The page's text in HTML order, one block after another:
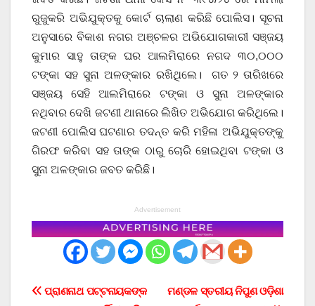
ରୁଜୁକରି ଅଭିଯୁକ୍ତକୁ କୋର୍ଟ ଚାଲାଣ କରିଛି ପୋଲିସ। ସୂଚନା
ଅନୁସାରେ ବିକାଶ ନଗର ଅଞ୍ଚଳର ଅଭିଯୋଗକାରୀ ସଞ୍ଜୟ
କୁମାର ସାହୁ ତାଙ୍କ ଘର ଆଲମିରାରେ ନଗଦ ୩୦,୦୦୦
ଟଙ୍କା ସହ ସୁନା ଅଳଙ୍କାର ରଖିଥିଲେ। ଗତ ୨ ତାରିଖରେ
ସଞ୍ଜୟ ସେହି ଆଲମିରାରେ ଟଙ୍କା ଓ ସୁନା ଅଳଙ୍କାର
ନଥିବାର ଦେଖି ଜଟଣୀ ଥାନାରେ ଲିଖିତ ଅଭିଯୋଗ କରିଥିଲେ।
ଜଟଣୀ ପୋଲିସ ଘଟଣାର ତଦନ୍ତ କରି ମହିଳା ଅଭିଯୁକ୍ତଙ୍କୁ
ଗିରଫ କରିବା ସହ ତାଙ୍କ ଠାରୁ ଚୋରି ହୋଇଥିବା ଟଙ୍କା ଓ
ସୁନା ଅଳଙ୍କାର ଜବତ କରିଛି।
Advertisement
Post
ମଣ୍ଡଳ ସ୍ତରୀୟ ନିପୁଣ ଓଡ଼ିଶା
ପ୍ରାଣନାଥ ପଟ୍ଟନାୟକଙ୍କ